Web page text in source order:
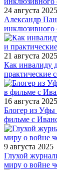
24 августа 2025
Александр
инклюзивного
21 августа 2025
Как инвалиду
практические
16 августа 2025
Блогер из Уфы
фильме с
9 августа 2025
Глухой
миру о войне